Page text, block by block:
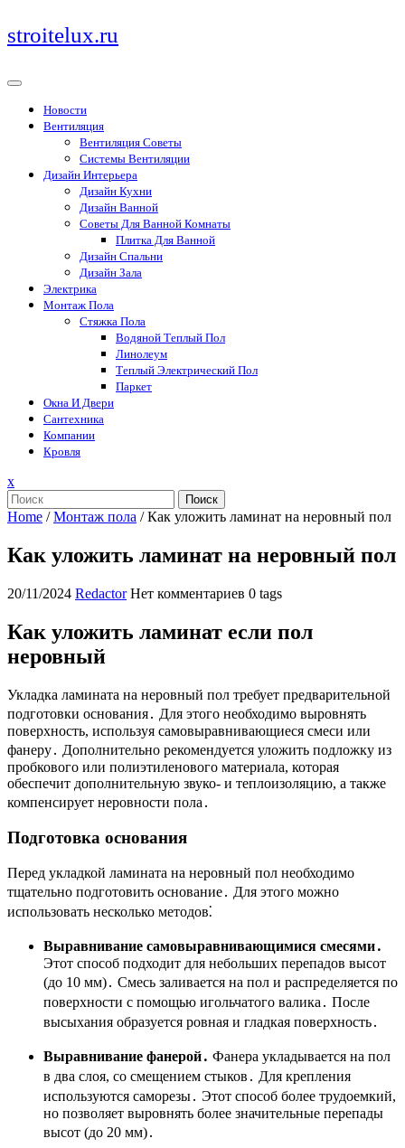
Перейти
к
stroitelux.ru
Новости
Вентиляция
Вентиляция Советы
Системы Вентиляции
Дизайн Интерьера
Дизайн Кухни
Дизайн Ванной
Советы Для Ванной Комнаты
Плитка Для Ванной
Дизайн Спальни
Дизайн Зала
Электрика
Монтаж Пола
Стяжка Пола
Водяной Теплый Пол
Линолеум
Теплый Электрический Пол
Паркет
Окна И Двери
Сантехника
Компании
Кровля
xЗакрыть
меню
Поиск
Home /Монтаж пола /Как уложить ламинат на неровный пол
Как уложить ламинат на неровный пол
20/11/2024 Redactor Нет комментариев 0 tags
Как уложить ламинат если пол
неровный
Укладка ламината на неровный пол требует предварительной
подготовки основания․ Для этого необходимо выровнять
поверхность, используя самовыравнивающиеся смеси или
фанеру․ Дополнительно рекомендуется уложить подложку из
пробкового или полиэтиленового материала, которая
обеспечит дополнительную звуко- и теплоизоляцию, а также
компенсирует неровности пола․
Подготовка основания
Перед укладкой ламината на неровный пол необходимо
тщательно подготовить основание․ Для этого можно
использовать несколько методов⁚
Выравнивание самовыравнивающимися смесями․
Этот способ подходит для небольших перепадов высот
(до 10 мм)․ Смесь заливается на пол и распределяется по
поверхности с помощью игольчатого валика․ После
высыхания образуется ровная и гладкая поверхность․
Выравнивание фанерой․ Фанера укладывается на пол
в два слоя, со смещением стыков․ Для крепления
используются саморезы․ Этот способ более трудоемкий,
но позволяет выровнять более значительные перепады
высот (до 20 мм)․